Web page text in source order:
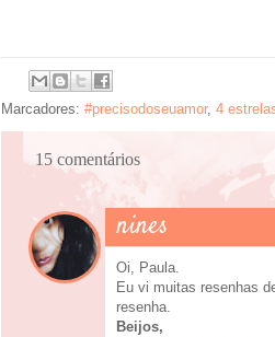
Marcadores: #precisodoseuamor, 4
15 comentários
nines
Oi, Paula.
Eu vi muitas resenhas
resenha.
Beijos,